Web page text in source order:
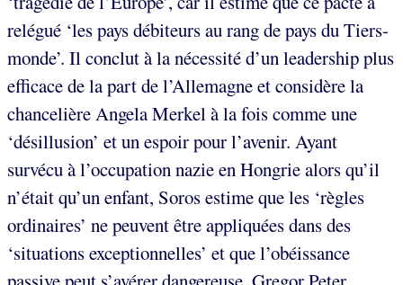
relégué ‘les pays débiteurs au rang de pays du Tiers-
monde’. Il conclut à la nécessité d’un leadership plus
efficace de la part de l’Allemagne et considère la
chancelière Angela Merkel à la fois comme une
‘désillusion’ et un espoir pour l’avenir. Ayant
survécu à l’occupation nazie en Hongrie alors qu’il
n’était qu’un enfant, Soros estime que les ‘règles
ordinaires’ ne peuvent être appliquées dans des
‘situations exceptionnelles’ et que l’obéissance